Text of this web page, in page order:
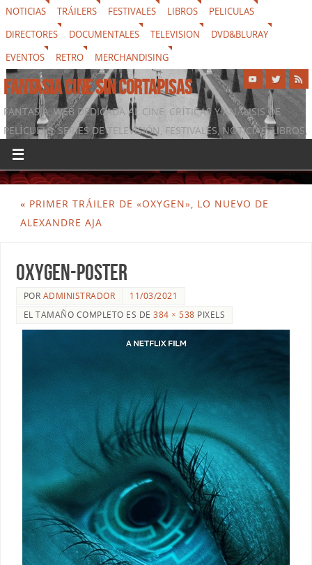
NOTICIAS TRÁILERS FESTIVALES LIBROS
PELICULAS
DIRECTORES
DOCUMENTALES TELEVISION
DVD&BLURAY
EVENTOS
RETRO MERCHANDISING
FANTASIA CINE SIN CORTAPISAS
FANTASIA, WEB DEDICADA AL CINE, CRÍTICAS Y ANÁLISIS DE
PELÍCULAS, SERIES DE TELEVISIÓN, FESTIVALES, NOTICIAS, LIBROS,
DVD & BLURAY, MERCHANDISING Y TODO LO QUE RODEA AL
SÉPTIMO ARTE
« PRIMER TRÁILER DE «OXYGEN», LO NUEVO DE
ALEXANDRE AJA
oxygen-poster
POR ADMINISTRADOR
11/03/2021
EL TAMAÑO COMPLETO ES DE384 × 538 PIXELS